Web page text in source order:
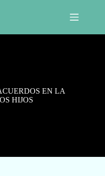
EN LA
HIJOS